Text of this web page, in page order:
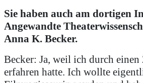
Sie haben auch am dortigen
Angewandte
Anna K. Becker.
Becker: Ja, weil ich durch
erfahren hatte. Ich wollte